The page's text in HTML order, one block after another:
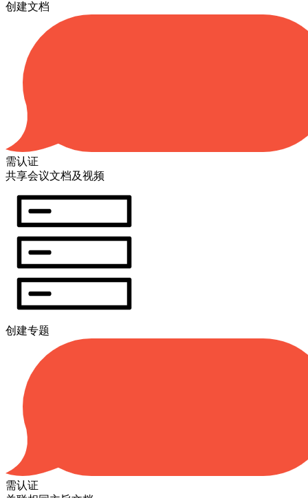
创建文档
需认证
共享会议文档及视频
创建专题
需认证